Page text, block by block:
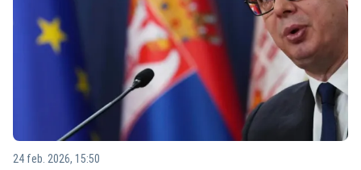
24 feb. 2026, 15:50